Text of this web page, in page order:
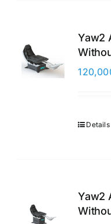
Yaw2
Details
Yaw2